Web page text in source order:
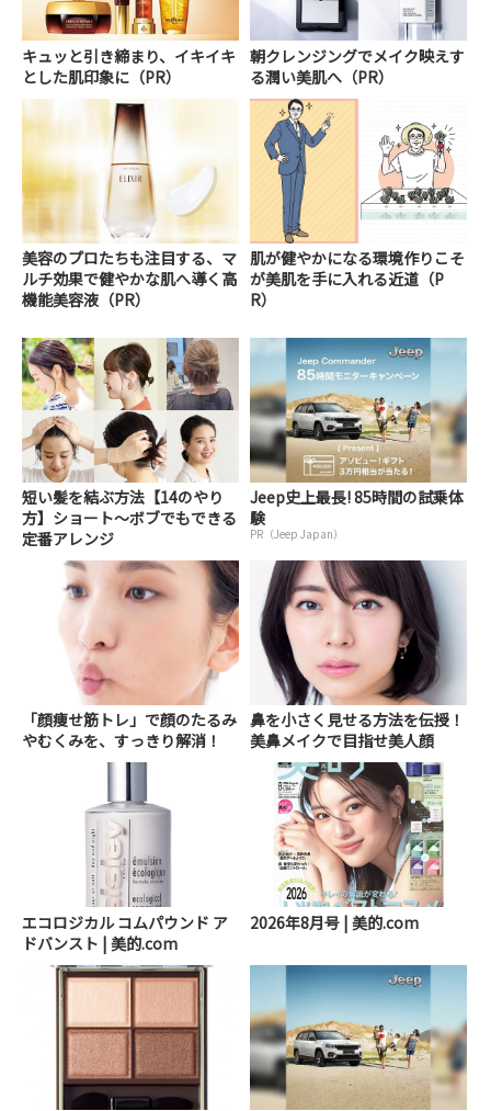
キュッと引き締まり、イキイキ
とした肌印象に（PR）
朝クレンジングでメイク映えす
る潤い美肌へ（PR）
美容のプロたちも注目する、マ
ルチ効果で健やかな肌へ導く高
機能美容液（PR）
肌が健やかになる環境作りこそ
が美肌を手に入れる近道（P
R）
短い髪を結ぶ方法【14のやり
方】ショート～ボブでもできる
定番アレンジ
Jeep史上最長! 85時間の試乗体
験
PR（Jeep Japan）
「顔痩せ筋トレ」で顔のたるみ
やむくみを、すっきり解消！
鼻を小さく見せる方法を伝授！
美鼻メイクで目指せ美人顔
エコロジカル コムパウンド ア
ドバンスト | 美的.com
2026年8月号 | 美的.com